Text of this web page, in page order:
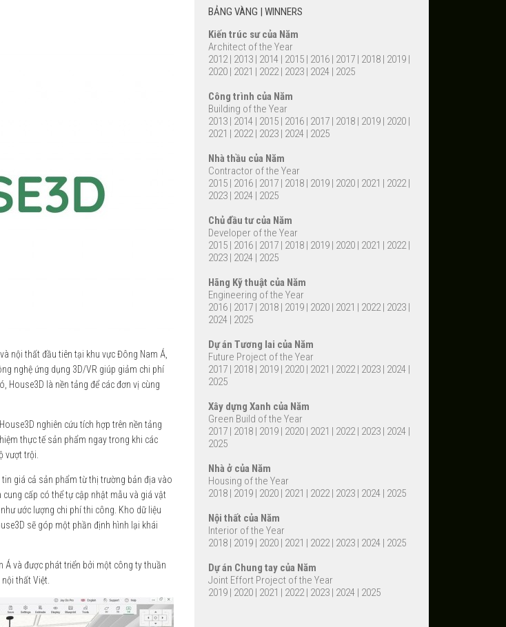
nội thất đầu tiên tại khu vực Đông Nam Á,
nghệ ứng dụng 3D/VR giúp giảm chi phí
House3D là nền tảng để các đơn vị cùng
nghiên cứu tích hợp trên nền tảng
thực tế sản phẩm ngay trong khi các
vượt trội.
giá cả sản phẩm từ thị trường bản địa vào
cấp có thể tự cập nhật mẫu và giá vật
ước lượng chi phí thi công. Kho dữ liệu
sẽ góp một phần định hình lại khái
Á và được phát triển bởi một công ty thuần
thất Việt.
BẢNG VÀNG | WINNERS
Kiến trúc sư của Năm
Architect of the Year
2012| 2013 | 2014 | 2015 | 2016 | 2017 | 2018 | 2019 |
2020 | 2021 | 2022| 2023 | 2024 | 2025
Công trình của Năm
Building of the Year
2013 | 2014 | 2015 | 2016 | 2017 | 2018 | 2019 | 2020 |
2021 | 2022| 2023 | 2024 | 2025
Nhà thầu của Năm
Contractor of the Year
2015 | 2016 | 2017 | 2018 | 2019 | 2020 | 2021 | 2022|
2023 | 2024 | 2025
Chủ đầu tư của Năm
Developer of the Year
2015 | 2016 | 2017 | 2018 | 2019 | 2020 | 2021 | 2022|
2023 | 2024 | 2025
Hãng Kỹ thuật của Năm
Engineering of the Year
2016 | 2017 | 2018 | 2019 | 2020 | 2021 | 2022| 2023 |
2024 | 2025
Dự án Tương lai của Năm
Future Project of the Year
2017 | 2018 | 2019 | 2020 | 2021 | 2022| 2023 | 2024 |
2025
Xây dựng Xanh của Năm
Green Build of the Year
2017 | 2018 | 2019 | 2020 | 2021 | 2022| 2023 | 2024 |
2025
Nhà ở của Năm
Housing of the Year
2018 | 2019 | 2020 | 2021 | 2022| 2023 | 2024 | 2025
Nội thất của Năm
Interior of the Year
2018 | 2019 | 2020 | 2021 | 2022| 2023 | 2024 | 2025
Dự án Chung tay của Năm
Joint Effort Project of the Year
2019 | 2020 | 2021 | 2022| 2023 | 2024 | 2025